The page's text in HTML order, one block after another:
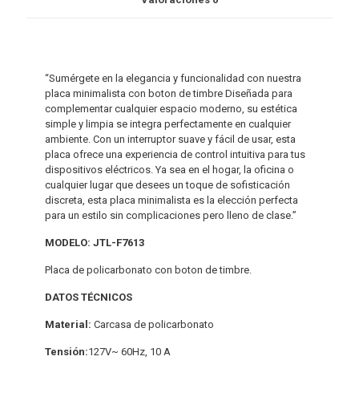
“Sumérgete en la elegancia y funcionalidad con nuestra
placa minimalista con boton de timbre Diseñada para
complementar cualquier espacio moderno, su estética
simple y limpia se integra perfectamente en cualquier
ambiente. Con un interruptor suave y fácil de usar, esta
placa ofrece una experiencia de control intuitiva para tus
dispositivos eléctricos. Ya sea en el hogar, la oficina o
cualquier lugar que desees un toque de sofisticación
discreta, esta placa minimalista es la elección perfecta
para un estilo sin complicaciones pero lleno de clase.”
MODELO: JTL-F7613
Placa de policarbonato con boton de timbre.
DATOS TÉCNICOS
Material: Carcasa de policarbonato
Tensión:127V~ 60Hz, 10 A